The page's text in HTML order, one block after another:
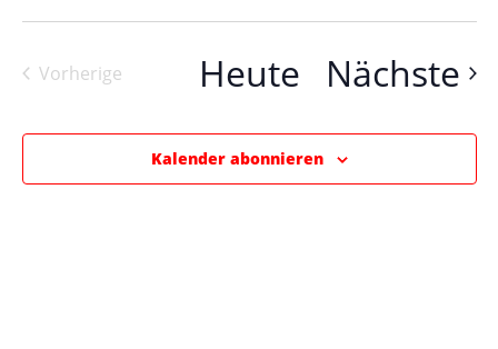
VorherigeVeranstaltungenHeute Nächste
Kalender abonnieren